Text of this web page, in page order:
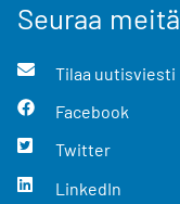
Seuraa meitä
Tilaa uutisviesti
Facebook
Twitter
LinkedIn